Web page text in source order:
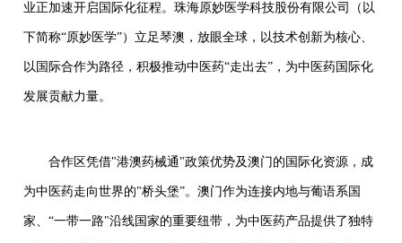
业正加速开启国际化征程。珠海原妙医学科技股份有限公司（以
下简称“原妙医学”）立足琴澳，放眼全球，以技术创新为核心、
以国际合作为路径，积极推动中医药“走出去”，为中医药国际化
发展贡献力量。
合作区凭借"港澳药械通"政策优势及澳门的国际化资源，成
为中医药走向世界的"桥头堡”。澳门作为连接内地与葡语系国
家、“一带一路"沿线国家的重要纽带，为中医药产品提供了独特